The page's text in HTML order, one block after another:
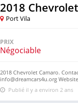
2018
Port Vila
PRIX
Négociable
2018 Chevrolet Camaro.
info@dreamcars4u.org
2710.
Publié il y a environ 2 ans